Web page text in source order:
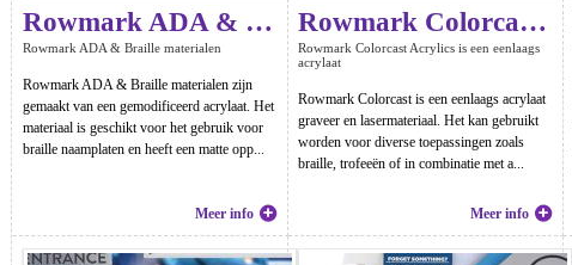
Rowmark ADA & Braille materialen
Rowmark ADA & Braille materialen
Rowmark ADA & Braille materialen zijn
gemaakt van een gemodificeerd acrylaat. Het
materiaal is geschikt voor het gebruik voor
braille naamplaten en heeft een matte opp...
Meer info
Rowmark Colorcast Acrylics
Rowmark Colorcast Acrylics is een eenlaags
acrylaat
Rowmark Colorcast is een eenlaags acrylaat
graveer en lasermateriaal. Het kan gebruikt
worden voor diverse toepassingen zoals
braille, trofeeën of in combinatie met a...
Meer info